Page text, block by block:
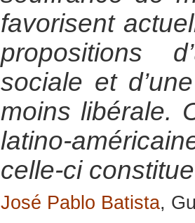
favorisent
propositions
sociale et
moins libérale.
latino-
celle-ci
José Pablo Batista,